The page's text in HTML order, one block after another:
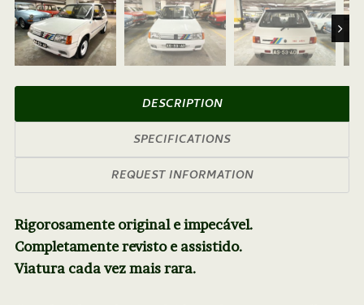
Next
DESCRIPTION
SPECIFICATIONS
REQUEST INFORMATION
Rigorosamente original e impecável.
Completamente revisto e assistido.
Viatura cada vez mais rara.